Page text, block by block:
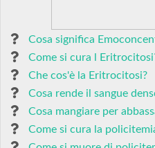
Cosa significa
Come si cura l
Che cos'è la Eritrocitosi?
Cosa rende il sangue
Cosa mangiare per
Come si cura la